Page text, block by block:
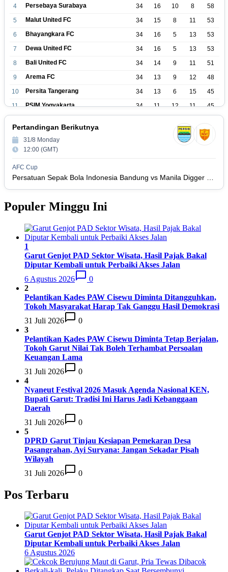
4
Persebaya Surabaya 34 16 10 8
58
5
Malut United FC 34 15 8 11
53
6
Bhayangkara FC 34 16 5 13
53
7
Dewa United FC 34 16 5 13
53
8
Bali United FC 34 14 9 11
51
9
Arema FC 34 13 9 12
48
10
Persita Tangerang 34 13 6 15
45
11
PSIM Yogyakarta 34 11 12 11
45
Persijap Jepara 16
36
14
Madura United FC
16
Persis Solo 34 8 10 16
17
Semen Padang FC 34 5 5 24
20
18
PSBS Biak
Pertandingan Berikutnya
31/8 Monday
12:00 (GMT)
AFC Cup
Populer Minggu Ini
1
Garut Genjot PAD Sektor Wisata, Hasil Pajak Bakal
Diputar Kembali untuk Perbaiki Akses Jalan
6 Agustus 2026
0
2
Pelantikan Kades PAW Cisewu Diminta Ditangguhkan,
Tokoh Masyarakat Harap Tak Ganggu Hasil Demokrasi
31 Juli 2026
0
3
Pelantikan Kades PAW Cisewu Diminta Tetap Berjalan,
Tokoh Garut Nilai Tak Boleh Terhambat Persoalan
Keuangan Lama
31 Juli 2026
0
4
Nyaneut Festival 2026 Masuk Agenda Nasional KEN,
Bupati Garut: Tradisi Ini Harus Jadi Kebanggaan
Daerah
31 Juli 2026
0
5
DPRD Garut Tinjau Kesiapan Pemekaran Desa
Pasangrahan, Ayi Suryana: Jangan Sekadar Pisah
Wilayah
31 Juli 2026
0
Pos Terbaru
Garut Genjot PAD Sektor Wisata, Hasil Pajak Bakal
Diputar Kembali untuk Perbaiki Akses Jalan
6 Agustus 2026